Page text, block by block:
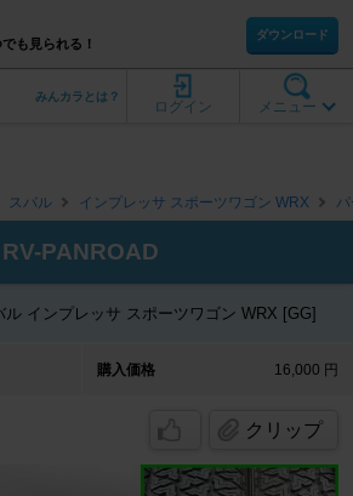
も見られる！
ダウンロード
メニュー
ログイン
みんカラとは？
スバル インプレッサ スポーツワゴン WRX
PANROAD
ル インプレッサ スポーツワゴン WRX [GG]
購入価格 16,000 円
クリップ